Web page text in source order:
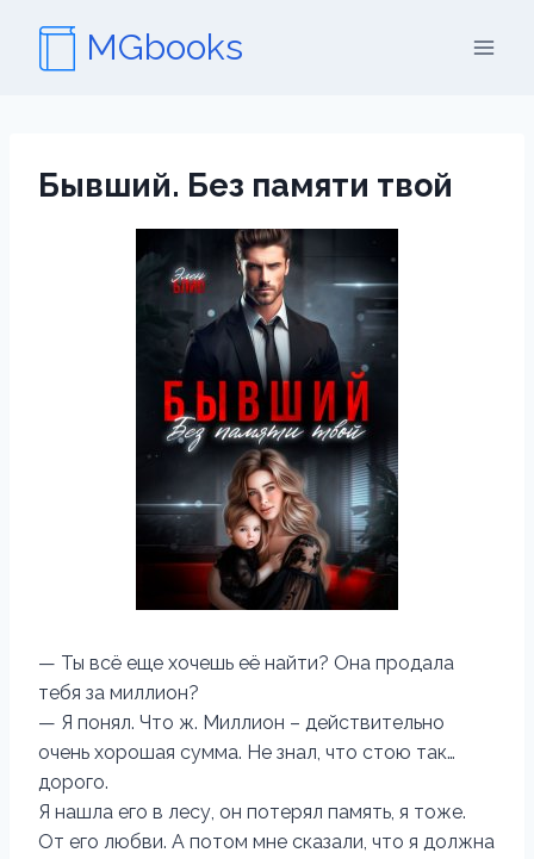
содержимому
MGbooks
Бывший. Без памяти твой
— Ты всё еще хочешь её найти? Она продала
тебя за миллион?
— Я понял. Что ж. Миллион – действительно
очень хорошая сумма. Не знал, что стою так…
дорого.
Я нашла его в лесу, он потерял память, я тоже.
От его любви. А потом мне сказали, что я должна